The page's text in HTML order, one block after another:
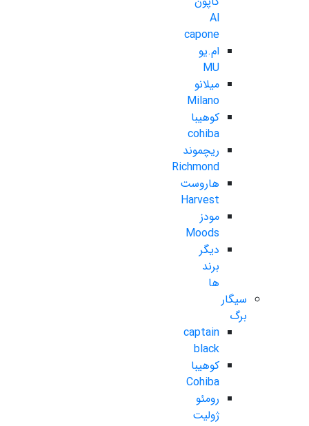
Al
capone
ام.یو
MU
میلانو
Milano
کوهیبا
cohiba
ریچموند
Richmond
هاروست
Harvest
مودز
Moods
دیگر
برند
ها
سیگار
برگ
captain
black
کوهیبا
Cohiba
رومئو
ژولیت